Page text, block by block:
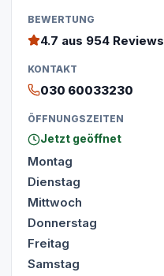
BEWERTUNG
4.7 aus 954 Reviews
KONTAKT
030 60033230
ÖFFNUNGSZEITEN
Jetzt geöffnet
Montag
Dienstag
Mittwoch
Donnerstag
Freitag
Samstag